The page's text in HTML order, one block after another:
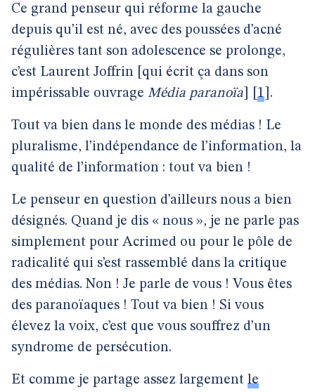
Ce grand penseur qui réforme la gauche
depuis qu’il est né, avec des poussées d’acné
régulières tant son adolescence se prolonge,
c’est Laurent Joffrin [qui écrit ça dans son
impérissable ouvrage Média paranoïa 1 .
Tout va bien dans le monde des médias ! Le
pluralisme, l’indépendance de l’information, la
qualité de l’information : tout va bien !
Le penseur en question d’ailleurs nous a bien
désignés. Quand je dis « nous », je ne parle pas
simplement pour Acrimed ou pour le pôle de
radicalité qui s’est rassemblé dans la critique
des médias. Non ! Je parle de vous ! Vous êtes
des paranoïaques ! Tout va bien ! Si vous
élevez la voix, c’est que vous souffrez d’un
syndrome de persécution.
Et comme je partage assez largement le